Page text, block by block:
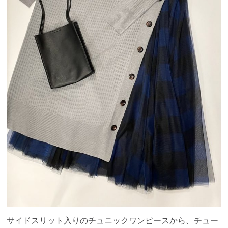
サイドスリット入りのチュニックワンピースから、チュー